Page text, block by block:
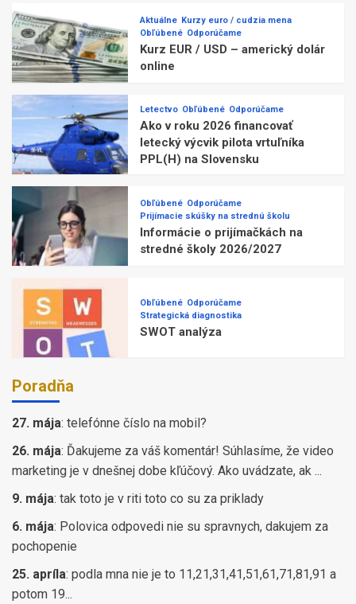
Aktuálne Kurzy euro / cudzia mena
Obľúbené Odporúčame
Kurz EUR / USD – americký dolár
online
Letectvo Obľúbené Odporúčame
Ako v roku 2026 financovať
letecký výcvik pilota vrtuľníka
PPL(H) na Slovensku
Obľúbené Odporúčame
Prijímacie skúšky na strednú školu
Informácie o prijímačkách na
stredné školy 2026/2027
Obľúbené Odporúčame
Strategická diagnostika
SWOT analýza
Poradňa
27. mája: telefónne číslo na mobil?
26. mája: Ďakujeme za váš komentár! Súhlasíme, že video
marketing je v dnešnej dobe kľúčový. Ako uvádzate, ak ...
9. mája: tak toto je v riti toto co su za priklady
6. mája: Polovica odpovedi nie su spravnych, dakujem za
pochopenie
25. apríla: podla mna nie je to 11,21,31,41,51,61,71,81,91 a
potom 19...